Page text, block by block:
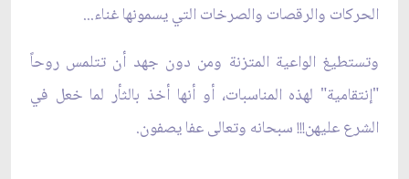
الحركات والرقصات والصرخات التي يسمونها غناء...
وتستطيغ الواعية المتزنة ومن دون جهد أن تتلمس روحاً
"إنتقامية" لهذه المناسبات، أو أنها أخذ بالثأر لما خعل في
الشرع عليهن!!! سبحانه وتعالى عفا يصفون.